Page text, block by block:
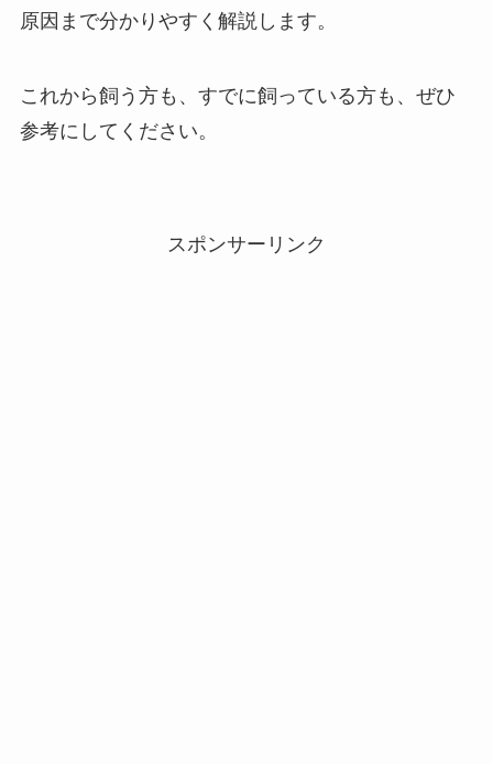
原因まで分かりやすく解説します。
これから飼う方も、すでに飼っている方も、ぜひ
参考にしてください。
スポンサーリンク